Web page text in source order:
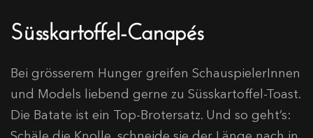
Süsskartoffel-Canapés
Bei grösserem Hunger greifen SchauspielerInnen
und Models liebend gerne zu Süsskartoffel-Toast.
Die Batate ist ein Top-Brotersatz. Und so geht’s: